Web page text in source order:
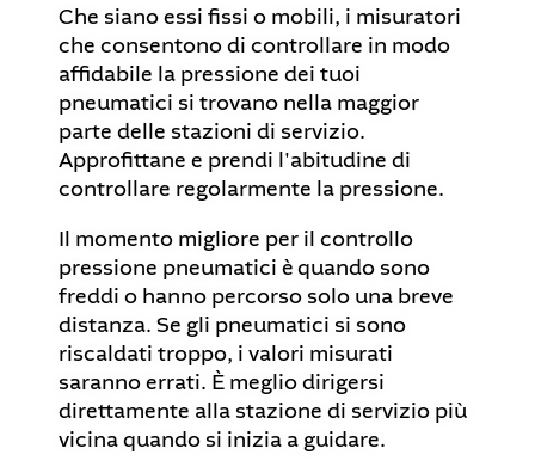
Che siano essi fissi o mobili, i misuratori
che consentono di controllare in modo
affidabile la pressione dei tuoi
pneumatici si trovano nella maggior
parte delle stazioni di servizio.
Approfittane e prendi l'abitudine di
controllare regolarmente la pressione.
Il momento migliore per il controllo
pressione pneumatici è quando sono
freddi o hanno percorso solo una breve
distanza. Se gli pneumatici si sono
riscaldati troppo, i valori misurati
saranno errati. È meglio dirigersi
direttamente alla stazione di servizio più
vicina quando si inizia a guidare.